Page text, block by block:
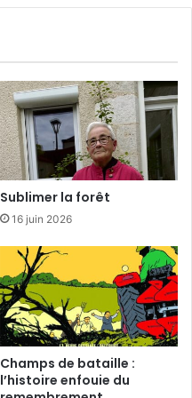
Sublimer la forêt
16 juin 2026
Champs de bataille :
l’histoire enfouie du